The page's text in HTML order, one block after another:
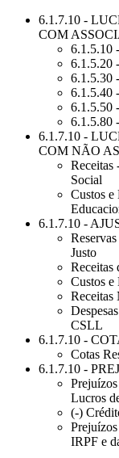
6.1.7.10 -
COM
6.1.5.10 -
6.1.5.20 -
6.1.5.30 -
6.1.5.40 -
6.1.5.50 -
6.1.5.80 -
6.1.7.10 -
COM NÃO
Receitas
Social
Custos e
6.1.7.10 -
Justo
Receitas
Custos e
Receitas
CSLL
6.1.7.10 -
Cotas
6.1.7.10 -
Lucros
(-)
IRPF e